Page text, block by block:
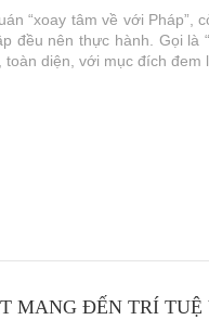
“xoay tâm về với Pháp”,
đều nên thực hành. Gọi là
toàn diện, với mục đích đem
MANG ĐẾN TRÍ TUỆ